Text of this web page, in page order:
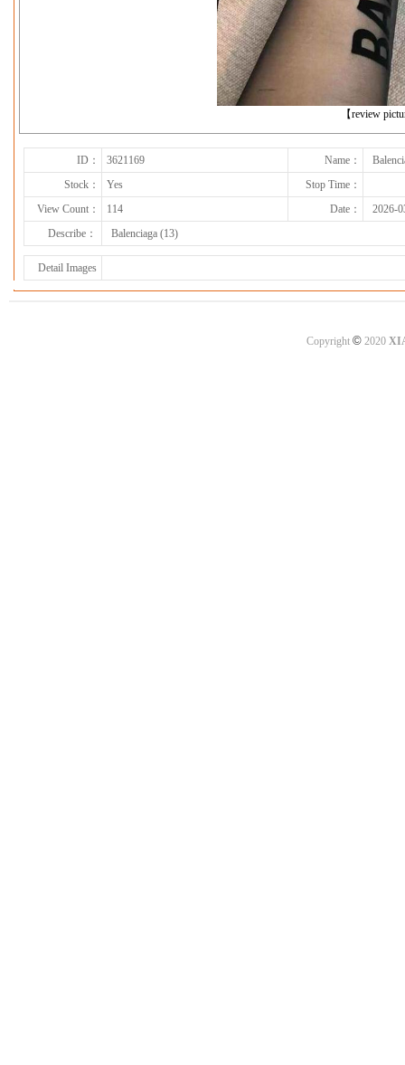
【review
ID： 3621169 Name：
Stock：
Yes
Stop Time：
View Count：
114 Date：
2026-
Describe：
Balenciaga (13)
Detail Images
Copyright ©2020